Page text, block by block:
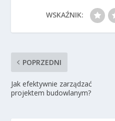
WSKAŹNIK:
POPRZEDNI
Jak efektywnie zarządzać
projektem budowlanym?